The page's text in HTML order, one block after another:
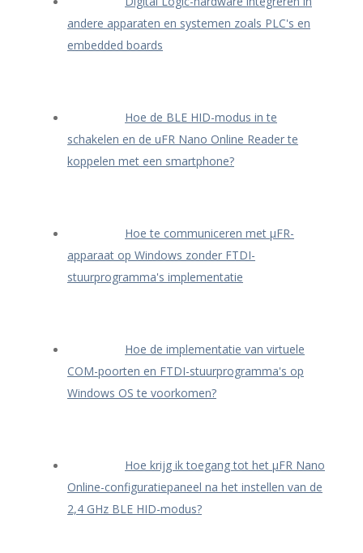
andere apparaten en systemen zoals PLC's en
embedded boards
Hoe de BLE HID-modus in te
schakelen en de uFR Nano Online Reader te
koppelen met een smartphone?
Hoe te communiceren met μFR-
apparaat op Windows zonder FTDI-
stuurprogramma's implementatie
Hoe de implementatie van virtuele
COM-poorten en FTDI-stuurprogramma's op
Windows OS te voorkomen?
Hoe krijg ik toegang tot het μFR Nano
Online-configuratiepaneel na het instellen van de
2,4 GHz BLE HID-modus?